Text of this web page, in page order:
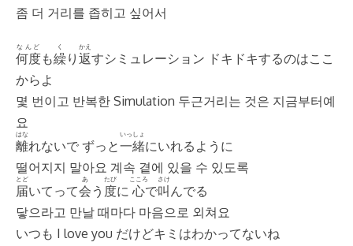
좀 더 거리를 좁히고 싶어서
何度
なんど
も繰
く
り 返
かえ
すシミュレーション ドキドキするのはここ
からよ
몇 번이고 반복한 Simulation 두근거리는 것은 지금부터예
요
離
はな
れないで ずっと一緒
いっしょ
にいれるように
떨어지지 말아요 계속 곁에 있을 수 있도록
届
とど
いてって会
あ
う 度
たび
に 心
こころ
で叫
さけ
んでる
닿으라고 만날 때마다 마음으로 외쳐요
いつも I love you だけどキミはわかってないね